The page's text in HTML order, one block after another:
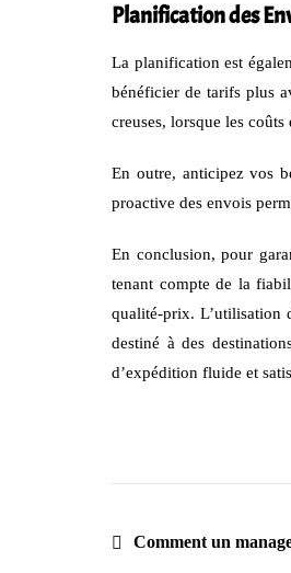
Planification des
La planification est
bénéficier de tarifs plus
creuses, lorsque les
En outre, anticipez vos
proactive des envois
En conclusion, pour
tenant compte de la
qualité-prix. L’utilisation
destiné à des
d’expédition fluide et
Comment un